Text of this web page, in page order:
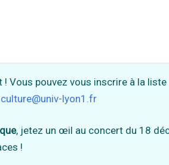
Vous pouvez vous inscrire à la liste
lyon1.fr
, jetez un œil au concert du 18
!